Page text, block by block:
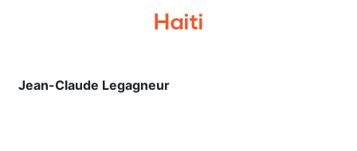
Haiti
Jean-Claude Legagneur